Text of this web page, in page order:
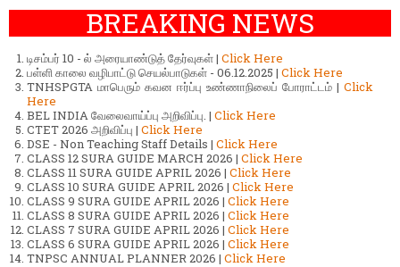
BREAKING NEWS
டிசம்பர் 10 - ல் அரையாண்டுத் தேர்வுகள் | Click Here
பள்ளி காலை வழிபாட்டு செயல்பாடுகள் - 06.12.2025 | Click Here
TNHSPGTA மாபெரும் கவன ஈர்ப்பு உண்ணாநிலைப் போராட்டம் | Click
Here
BEL INDIA வேலைவாய்ப்பு அறிவிப்பு. | Click Here
CTET 2026 அறிவிப்பு | Click Here
DSE - Non Teaching Staff Details | Click Here
CLASS 12 SURA GUIDE MARCH 2026 | Click Here
CLASS 11 SURA GUIDE APRIL 2026 | Click Here
CLASS 10 SURA GUIDE APRIL 2026 | Click Here
CLASS 9 SURA GUIDE APRIL 2026 | Click Here
CLASS 8 SURA GUIDE APRIL 2026 | Click Here
CLASS 7 SURA GUIDE APRIL 2026 | Click Here
CLASS 6 SURA GUIDE APRIL 2026 | Click Here
TNPSC ANNUAL PLANNER 2026 | Click Here